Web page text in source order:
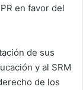
en favor del
de sus
y al SRM
de los